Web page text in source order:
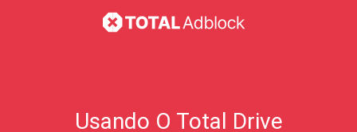
Usando O Total Drive